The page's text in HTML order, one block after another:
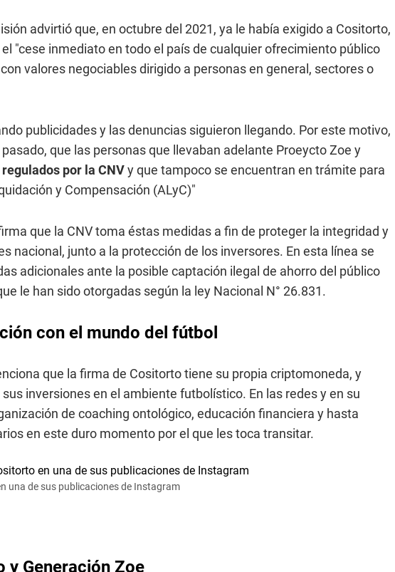
advirtió que, en octubre del 2021, ya le había exigido a Cositorto,
"cese inmediato en todo el país de cualquier ofrecimiento público
valores negociables dirigido a personas en general, sectores o
publicidades y las denuncias siguieron llegando. Por este motivo,
que las personas que llevaban adelante Proeycto Zoe y
por la CNVy que tampoco se encuentran en trámite para
y Compensación (ALyC)"
que la CNV toma éstas medidas a fin de proteger la integridad y
nacional, junto a la protección de los inversores. En esta línea se
adicionales ante la posible captación ilegal de ahorro del público
le han sido otorgadas según la ley Nacional N° 26.831.
con el mundo del fútbol
que la firma de Cositorto tiene su propia criptomoneda, y
inversiones en el ambiente futbolístico. En las redes y en su
de coaching ontológico, educación financiera y hasta
en este duro momento por el que les toca transitar.
una de sus publicaciones de Instagram
y Generación Zoe